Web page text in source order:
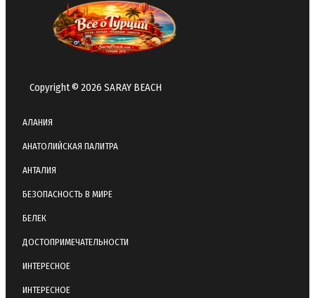
Copyright © 2026 SARAY BEACH
АЛАНИЯ
АНАТОЛИЙСКАЯ ПАЛИТРА
АНТАЛИЯ
БЕЗОПАСНОСТЬ В МИРЕ
БЕЛЕК
ДОСТОПРИМЕЧАТЕЛЬНОСТИ
ИНТЕРЕСНОЕ
ИНТЕРЕСНОЕ